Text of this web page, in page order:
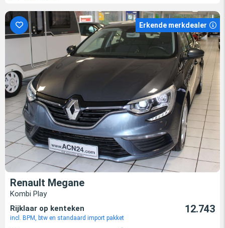
Erkende merkdealer
Renault Megane
Kombi Play
Rijklaar op kenteken
incl. BPM, btw en standaard import pakket
12.743